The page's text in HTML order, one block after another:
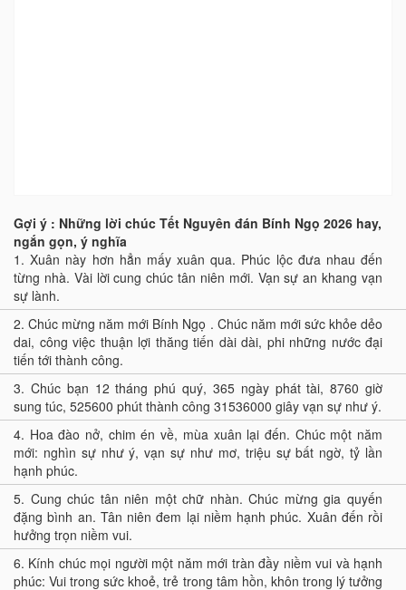
Gợi ý : Những lời chúc Tết Nguyên đán Bính Ngọ 2026 hay,
ngắn gọn, ý nghĩa
1.Xuân này hơn hẳn mấy xuân qua. Phúc lộc đưa nhau đến
từng nhà. Vài lời cung chúc tân niên mới. Vạn sự an khang vạn
sự lành.
2.Chúc mừng năm mới Bính Ngọ . Chúc năm mới sức khỏe dẻo
dai, công việc thuận lợi thăng tiến dài dài, phi những nước đại
tiến tới thành công.
3. Chúc bạn 12 tháng phú quý, 365 ngày phát tài, 8760 giờ
sung túc, 525600 phút thành công 31536000 giây vạn sự như ý.
4. Hoa đào nở, chim én về, mùa xuân lại đến. Chúc một năm
mới: nghìn sự như ý, vạn sự như mơ, triệu sự bất ngờ, tỷ lần
hạnh phúc.
5. Cung chúc tân niên một chữ nhàn. Chúc mừng gia quyến
đặng bình an. Tân niên đem lại niềm hạnh phúc. Xuân đến rồi
hưởng trọn niềm vui.
6. Kính chúc mọi người một năm mới tràn đầy niềm vui và hạnh
phúc: Vui trong sức khoẻ, trẻ trong tâm hồn, khôn trong lý tưởng